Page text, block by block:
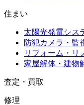
住まい
太陽光発電シス
防犯カメラ・監
リフォーム・リ
家屋解体・建物
査定・買取
修理